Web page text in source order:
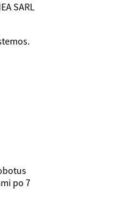
SARL
po 7